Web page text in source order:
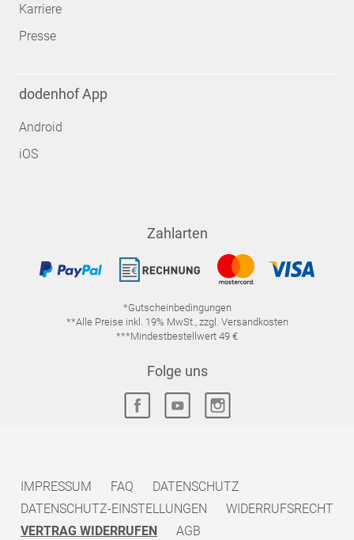
Karriere
Presse
dodenhof App
Android
iOS
Zahlarten
*Gutscheinbedingungen
**Alle Preise inkl. 19% MwSt., zzgl. Versandkosten
***Mindestbestellwert 49 €
Folge uns
IMPRESSUM FAQ
DATENSCHUTZ
DATENSCHUTZ-EINSTELLUNGEN
WIDERRUFSRECHT
VERTRAG WIDERRUFEN
AGB